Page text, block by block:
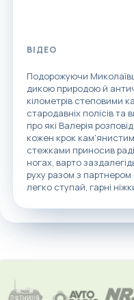
ВІДЕО
Подорожуючи
дикою природою й
кілометрів степовими
стародавніх полісів
про які Валерія
кожен крок
стежками приносив
ногах, варто
руху разом з
легко ступай, гарні